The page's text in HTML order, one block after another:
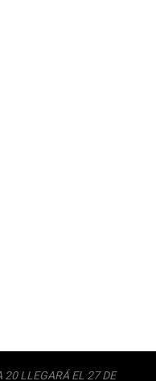
20 LLEGARÁ EL 27 DE